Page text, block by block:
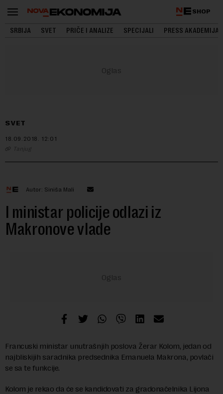
SHOP
SRBIJA SVET PRIČE I ANALIZE SPECIJALI PRESS AKADEMIJA
SVET
18.09.2018. 12:01
Tanjug
Autor: Siniša Mali
I ministar policije odlazi iz
Makronove vlade
Francuski ministar unutrašnjih poslova Žerar Kolom, jedan od
najbliskijih saradnika predsednika Emanuela Makrona, povlači
se sa te funkcije.
Kolom je rekao da će se kandidovati za gradonačelnika Lijona